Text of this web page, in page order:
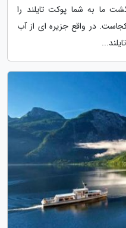
ما به شما پوکت تایلند را
کجاست. در واقع جزیره ای از آب